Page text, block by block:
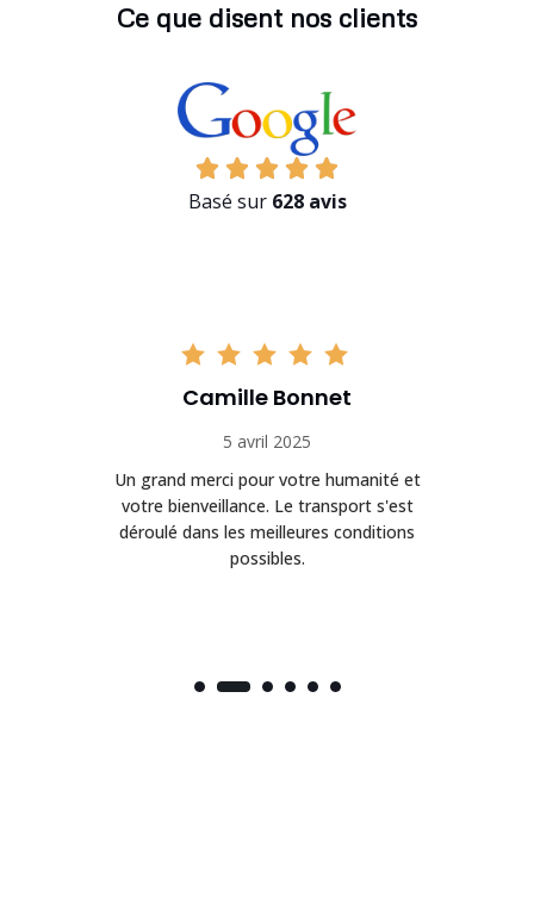
Ce que disent nos clients
Basé sur 628 avis
Camille Bonnet
5 avril 2025
Un grand merci pour votre humanité et
votre bienveillance. Le transport s'est
déroulé dans les meilleures conditions
possibles.